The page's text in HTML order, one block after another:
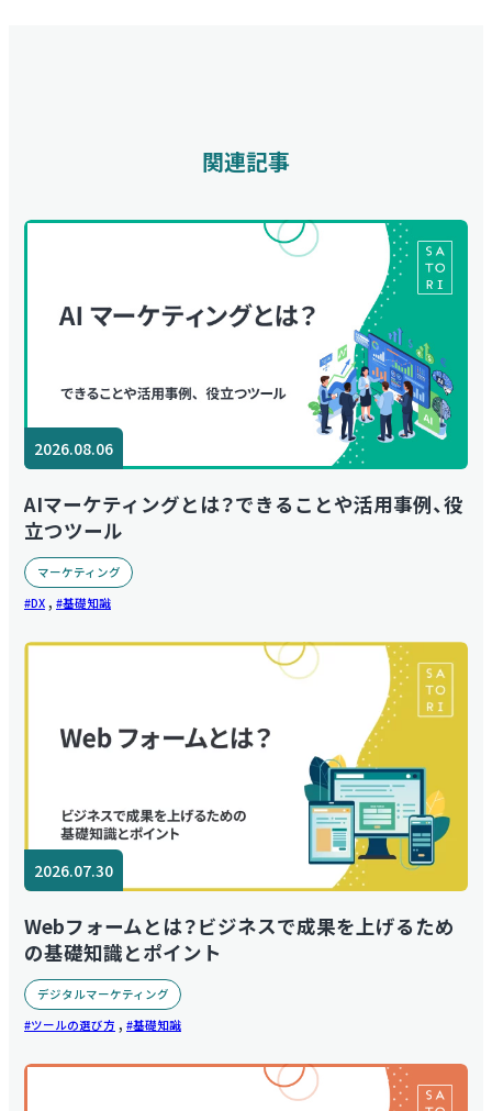
関連記事
2026.08.06
AIマーケティングとは？できることや活用事例、役
立つツール
マーケティング
DX , 基礎知識
2026.07.30
Webフォームとは？ビジネスで成果を上げるため
の基礎知識とポイント
デジタルマーケティング
ツールの選び方 , 基礎知識